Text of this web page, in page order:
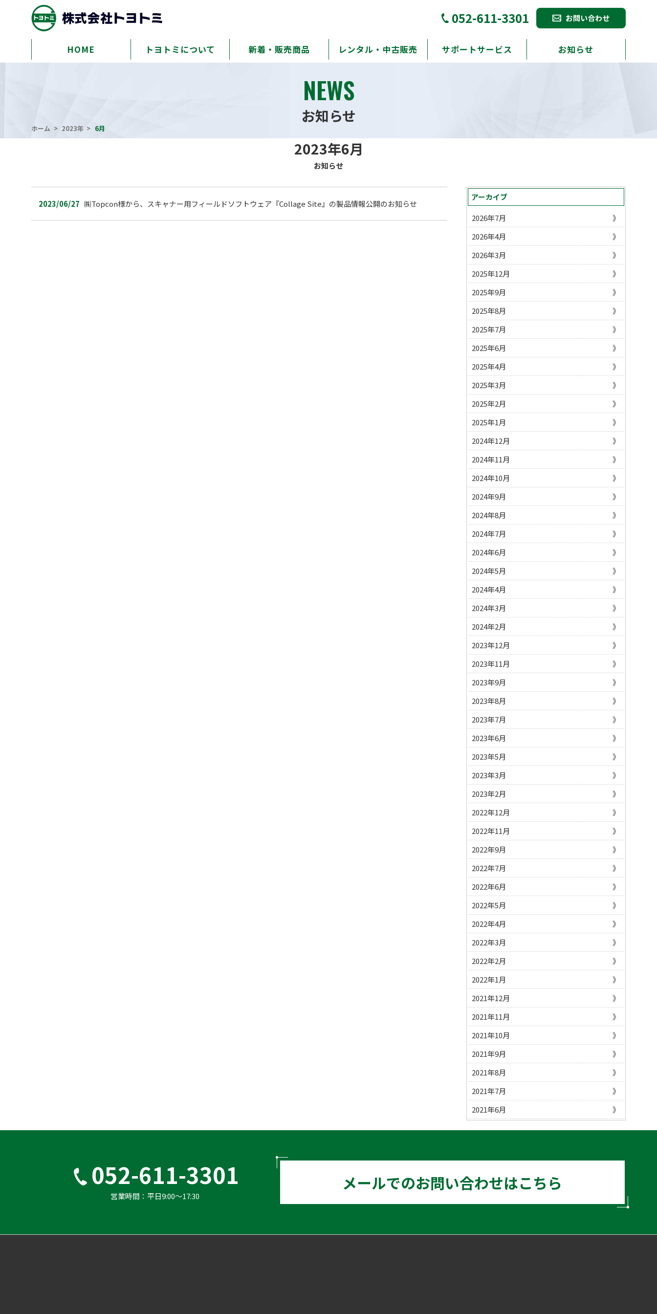
052-611-3301 お問い合わせ
HOME トヨトミについて 新着・販売商品 レンタル・中古販売 サポートサービス お知らせ
NEWS
お知らせ
ホーム 2023年 6月
2023年6月
お知らせ
2023/06/27 ㈱Topcon様から、スキャナー用フィールドソフトウェア『Collage Site』の製品情報公開のお知らせ
アーカイブ
2026年7月
2026年4月
2026年3月
2025年12月
2025年9月
2025年8月
2025年7月
2025年6月
2025年4月
2025年3月
2025年2月
2025年1月
2024年12月
2024年11月
2024年10月
2024年9月
2024年8月
2024年7月
2024年6月
2024年5月
2024年4月
2024年3月
2024年2月
2023年12月
2023年11月
2023年9月
2023年8月
2023年7月
2023年6月
2023年5月
2023年3月
2023年2月
2022年12月
2022年11月
2022年9月
2022年7月
2022年6月
2022年5月
2022年4月
2022年3月
2022年2月
2022年1月
2021年12月
2021年11月
2021年10月
2021年9月
2021年8月
2021年7月
2021年6月
052-611-3301
営業時間：平⽇9:00〜17:30
メールでのお問い合わせはこちら